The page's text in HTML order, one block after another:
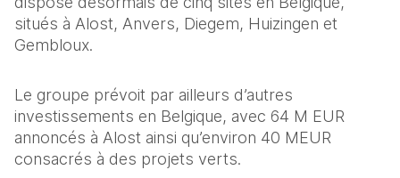
situés à Alost, Anvers, Diegem, Huizingen et
Gembloux.
Le groupe prévoit par ailleurs d’autres
investissements en Belgique, avec 64 M EUR
annoncés à Alost ainsi qu’environ 40 MEUR
consacrés à des projets verts.